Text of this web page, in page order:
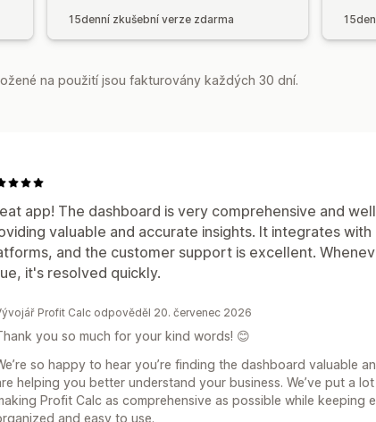
15denní zkušební verze zdarma
na použití jsou fakturovány každých 30 dní.
app! The dashboard is very comprehensive and
valuable and accurate insights. It integrates
and the customer support is excellent.
it's resolved quickly.
Profit Calc odpověděl 20. červenec 2026
you so much for your kind words! 😊
so happy to hear you’re finding the dashboard valuable
helping you better understand your business. We’ve put a
Profit Calc as comprehensive as possible while keeping
and easy to use.